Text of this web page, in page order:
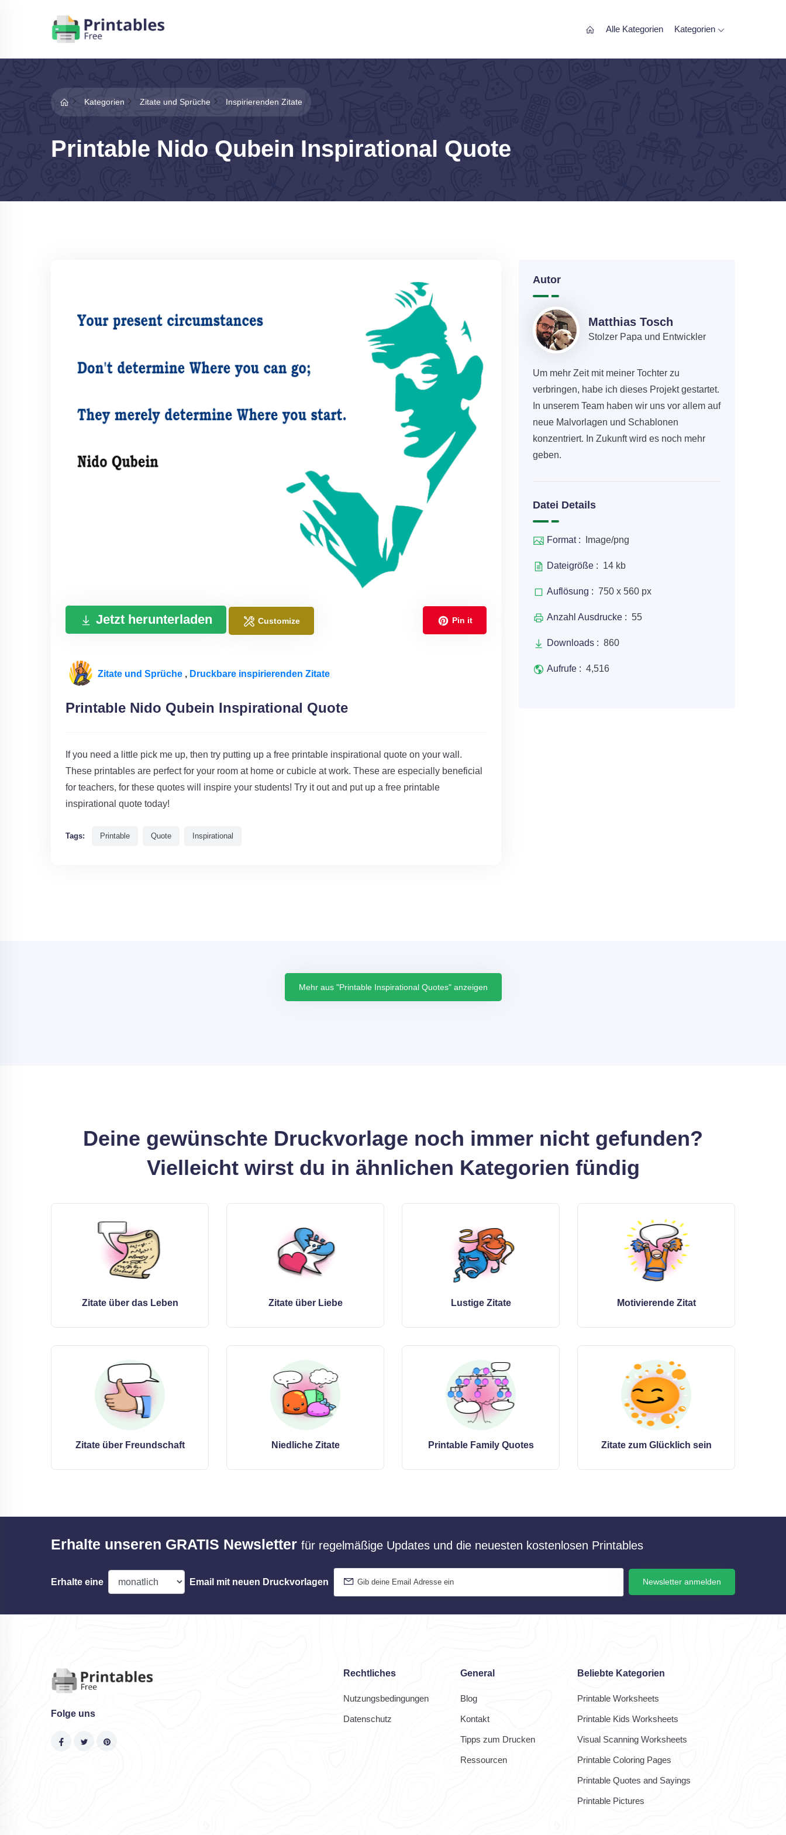
Alle Kategorien Kategorien
Kategorien Zitate und Sprüche Inspirierenden Zitate
Printable Nido Qubein Inspirational Quote
Jetzt herunterladen Customize Pin it
Zitate und Sprüche , Druckbare inspirierenden Zitate
Printable Nido Qubein Inspirational Quote
If you need a little pick me up, then try putting up a free printable inspirational quote on your wall.
These printables are perfect for your room at home or cubicle at work. These are especially beneficial
for teachers, for these quotes will inspire your students! Try it out and put up a free printable
inspirational quote today!
Tags: Printable Quote Inspirational
Autor
Matthias Tosch
Stolzer Papa und Entwickler
Um mehr Zeit mit meiner Tochter zu
verbringen, habe ich dieses Projekt gestartet.
In unserem Team haben wir uns vor allem auf
neue Malvorlagen und Schablonen
konzentriert. In Zukunft wird es noch mehr
geben.
Datei Details
Format : Image/png
Dateigröße : 14 kb
Auflösung : 750 x 560 px
Anzahl Ausdrucke : 55
Downloads : 860
Aufrufe : 4,516
Mehr aus "Printable Inspirational Quotes" anzeigen
Deine gewünschte Druckvorlage noch immer nicht gefunden?
Vielleicht wirst du in ähnlichen Kategorien fündig
Zitate über das Leben Zitate über Liebe Lustige Zitate Motivierende Zitat
Zitate über Freundschaft Niedliche Zitate Printable Family Quotes Zitate zum Glücklich sein
Erhalte unseren GRATIS Newsletter für regelmäßige Updates und die neuesten kostenlosen Printables
Erhalte eine Email mit neuen Druckvorlagen Newsletter anmelden
Folge uns
Rechtliches
Nutzungsbedingungen
Datenschutz
General
Blog
Kontakt
Tipps zum Drucken
Ressourcen
Beliebte Kategorien
Printable Worksheets
Printable Kids Worksheets
Visual Scanning Worksheets
Printable Coloring Pages
Printable Quotes and Sayings
Printable Pictures